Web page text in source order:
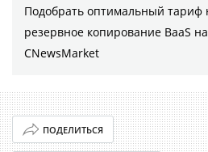
Подобрать оптимальный тариф
резервное копирование BaaS
CNewsMarket
ПОДЕЛИТЬСЯ